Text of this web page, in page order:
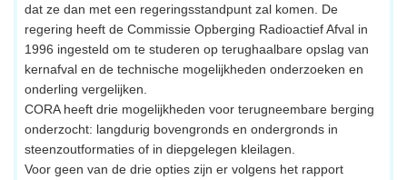
dat ze dan met een regeringsstandpunt zal komen. De
regering heeft de Commissie Opberging Radioactief Afval in
1996 ingesteld om te studeren op terughaalbare opslag van
kernafval en de technische mogelijkheden onderzoeken en
onderling vergelijken.
CORA heeft drie mogelijkheden voor terugneembare berging
onderzocht: langdurig bovengronds en ondergronds in
steenzoutformaties of in diepgelegen kleilagen.
Voor geen van de drie opties zijn er volgens het rapport